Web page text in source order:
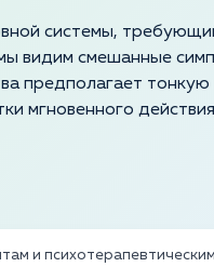
системы,
видим смешанные
предполагает тонкую
мгновенного
и